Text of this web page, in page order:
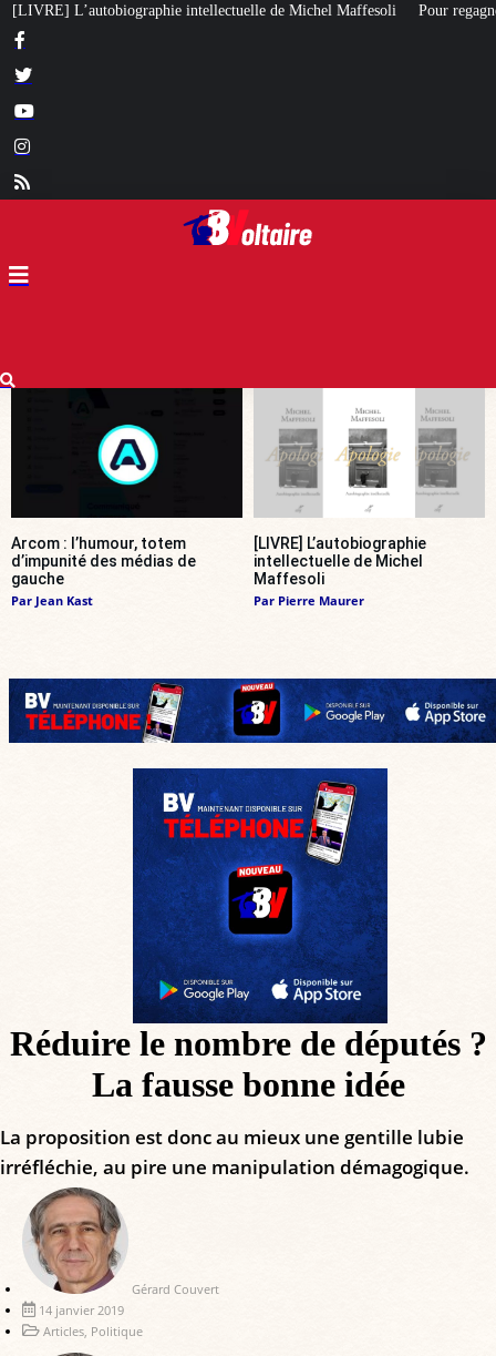
de Michel Maffesoli Pour regagner son influence en Afrique, le Quai
Arcom : l’humour, totem
d’impunité des médias de
gauche
Par Jean Kast
[LIVRE] L’autobiographie
intellectuelle de Michel
Maffesoli
Par Pierre Maurer
Réduire le nombre de députés ?
La fausse bonne idée
La proposition est donc au mieux une gentille lubie
irréfléchie, au pire une manipulation démagogique.
Gérard Couvert
14 janvier 2019
Articles Politique